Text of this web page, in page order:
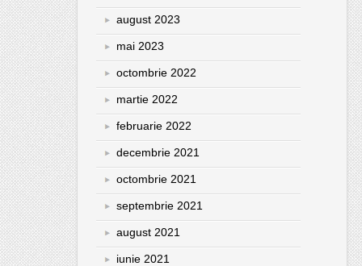
august 2023
mai 2023
octombrie 2022
martie 2022
februarie 2022
decembrie 2021
octombrie 2021
septembrie 2021
august 2021
iunie 2021